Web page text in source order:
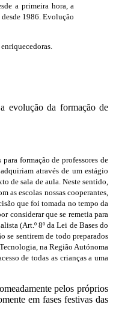
a primeira hora, a
1986. Evolução
evolução da formação de
formação de professores de
através de um estágio
de sala de aula. Neste sentido,
as escolas nossas cooperantes,
que foi tomada no tempo da
considerar que se remetia para
(Art.º 8º da Lei de Bases do
se sentirem de todo preparados
na Região Autónoma
de todas as crianças a uma
pelos próprios
em fases festivas das